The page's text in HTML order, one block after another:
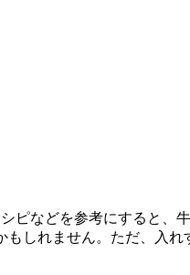
などを参考にすると、
しれません。ただ、入